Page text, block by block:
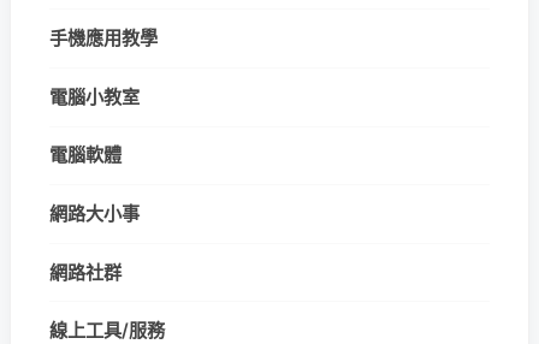
手機應用教學
電腦小教室
電腦軟體
網路大小事
網路社群
線上工具/服務